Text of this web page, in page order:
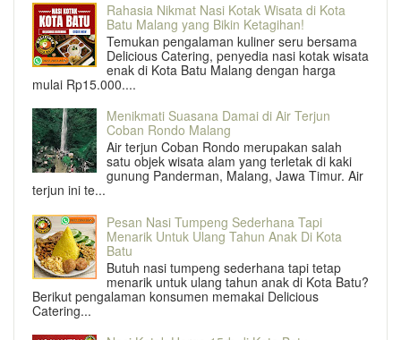
Rahasia Nikmat Nasi Kotak Wisata di Kota
Batu Malang yang Bikin Ketagihan!
Temukan pengalaman kuliner seru bersama
Delicious Catering, penyedia nasi kotak wisata
enak di Kota Batu Malang dengan harga
mulai Rp15.000....
Menikmati Suasana Damai di Air Terjun
Coban Rondo Malang
Air terjun Coban Rondo merupakan salah
satu objek wisata alam yang terletak di kaki
gunung Panderman, Malang, Jawa Timur. Air
terjun ini te...
Pesan Nasi Tumpeng Sederhana Tapi
Menarik Untuk Ulang Tahun Anak Di Kota
Batu
Butuh nasi tumpeng sederhana tapi tetap
menarik untuk ulang tahun anak di Kota Batu?
Berikut pengalaman konsumen memakai Delicious
Catering...